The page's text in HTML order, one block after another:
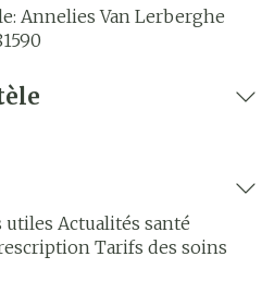
Annelies Van Lerberghe
utiles Actualités santé
Tarifs des soins